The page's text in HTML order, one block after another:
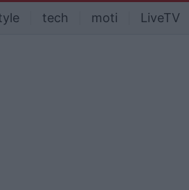
tech moti LiveTV